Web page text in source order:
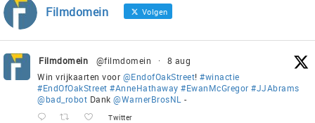
Filmdomein Volgen
Filmdomein @filmdomein ·
8 aug
Win vrijkaarten voor @EndofOakStreet! #winactie
#EndOfOakStreet #AnneHathaway #EwanMcGregor #JJAbrams
@bad_robot Dank @WarnerBrosNL -
Twitter